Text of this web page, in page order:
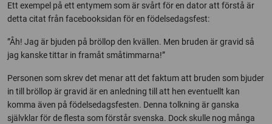
Ett exempel på ett entymem som är svårt för en dator att förstå är
detta citat från facebooksidan för en födelsedagsfest:
”Åh! Jag är bjuden på bröllop den kvällen. Men bruden är gravid så
jag kanske tittar in framåt småtimmarna!”
Personen som skrev det menar att det faktum att bruden som bjuder
in till bröllop är gravid är en anledning till att hen eventuellt kan
komma även på födelsedagsfesten. Denna tolkning är ganska
självklar för de flesta som förstår svenska. Dock skulle nog många